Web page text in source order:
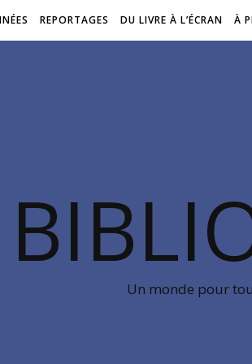
REPORTAGES DU LIVRE À L’ÉCRAN À
Un monde pour